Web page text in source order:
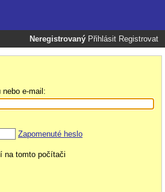
Neregistrovaný Přihlásit Registrovat
e-mail:
Zapomenuté heslo
na tomto počítači